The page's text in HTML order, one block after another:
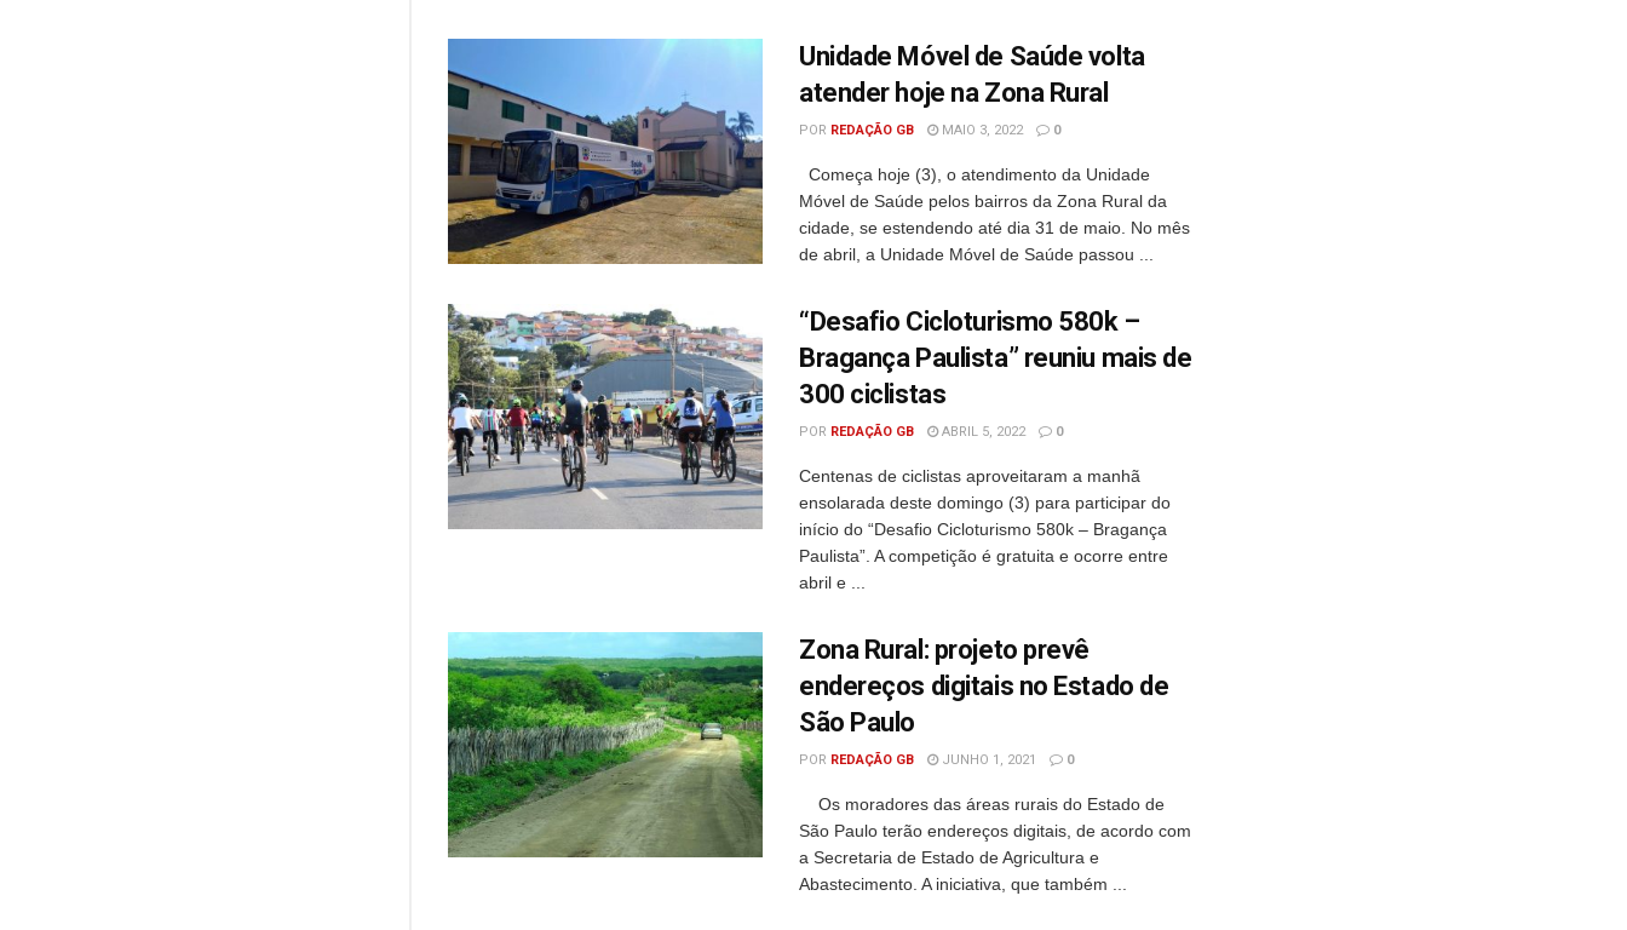
Unidade Móvel de Saúde volta
atender hoje na Zona Rural
POR REDAÇÃO GB MAIO 3, 2022 0
Começa hoje (3), o atendimento da Unidade
Móvel de Saúde pelos bairros da Zona Rural da
cidade, se estendendo até dia 31 de maio. No mês
de abril, a Unidade Móvel de Saúde passou ...
“Desafio Cicloturismo 580k –
Bragança Paulista” reuniu mais de
300 ciclistas
POR REDAÇÃO GB ABRIL 5, 2022 0
Centenas de ciclistas aproveitaram a manhã
ensolarada deste domingo (3) para participar do
início do “Desafio Cicloturismo 580k – Bragança
Paulista”. A competição é gratuita e ocorre entre
abril e ...
Zona Rural: projeto prevê
endereços digitais no Estado de
São Paulo
POR REDAÇÃO GB JUNHO 1, 2021 0
Os moradores das áreas rurais do Estado de
São Paulo terão endereços digitais, de acordo com
a Secretaria de Estado de Agricultura e
Abastecimento. A iniciativa, que também ...